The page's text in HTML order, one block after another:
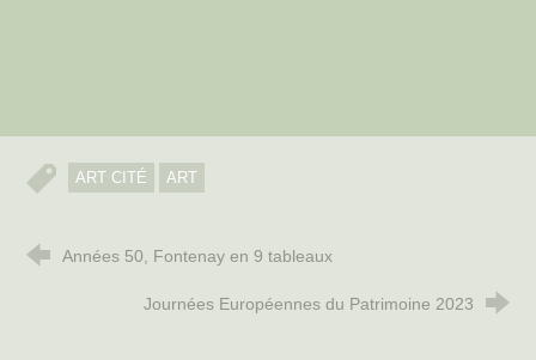
ART CITÉ ART
Années 50, Fontenay en 9 tableaux
Journées Européennes du Patrimoine 2023